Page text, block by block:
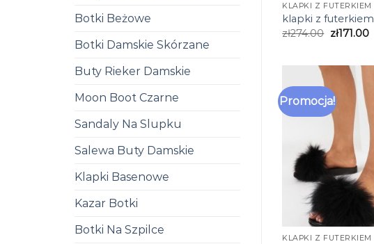
Botki Beżowe
Botki Damskie Skórzane
Buty Rieker Damskie
Moon Boot Czarne
Sandaly Na Slupku
Salewa Buty Damskie
Klapki Basenowe
Kazar Botki
Botki Na Szpilce
KLAPKI Z FUTERKIEM
klapki z futerkiem
zł274.00 zł171.00
Promocja!
KLAPKI Z FUTERKIEM